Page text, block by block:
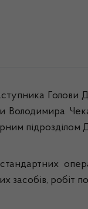
Голови
засобів, робіт